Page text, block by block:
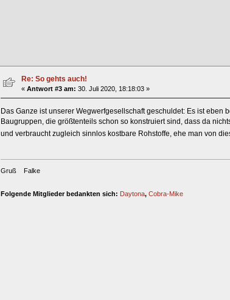
Re: So gehts auch!
« Antwort #3 am: 30. Juli 2020, 18:18:03 »
Das Ganze ist unserer Wegwerfgesellschaft geschuldet: Es ist
Baugruppen, die größtenteils schon so konstruiert sind, dass da
und verbraucht zugleich sinnlos kostbare Rohstoffe, ehe man von
Gruß Falke
Folgende Mitglieder bedankten sich: Daytona, Cobra-Mike